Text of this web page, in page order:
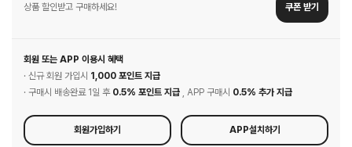
상품 할인받고 구매하세요! 쿠폰 받기
회원 또는 APP 이용시 혜택
· 신규 회원 가입시 1,000 포인트 지급
· 구매시 배송완료 1일 후 0.5% 포인트 지급 , APP 구매시 0.5% 추가 지급
회원가입하기 APP설치하기